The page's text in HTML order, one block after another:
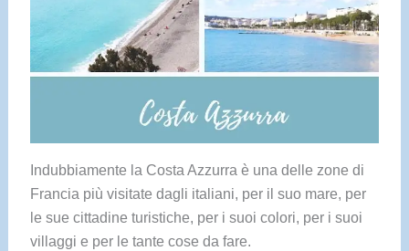
Indubbiamente la Costa Azzurra è una delle zone di
Francia più visitate dagli italiani, per il suo mare, per
le sue cittadine turistiche, per i suoi colori, per i suoi
villaggi e per le tante cose da fare.